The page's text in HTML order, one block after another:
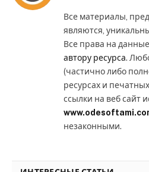
Все материалы,
являются,
Все права на
автору ресурса.
(частично либо
ресурсах и
ссылки на веб сайт
незаконными.